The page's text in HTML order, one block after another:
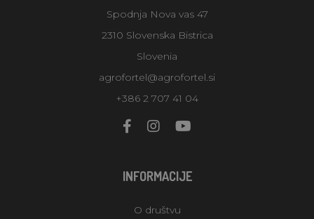
Spodnja Nova vas 47
2310 Slovenska Bistrica
Slovenia
agrofortel@agrofortel.si
+386 2 707 41 04
INFORMACIJE
O društvu